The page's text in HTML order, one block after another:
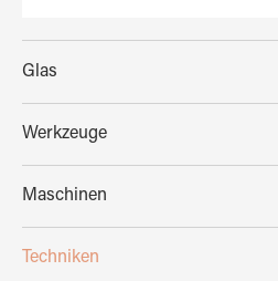
Glas
Werkzeuge
Maschinen
Techniken